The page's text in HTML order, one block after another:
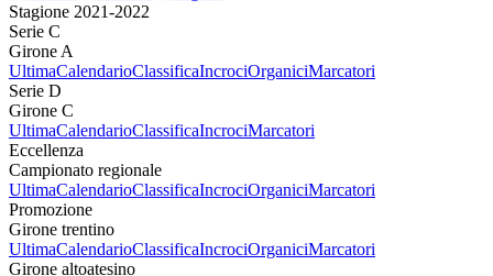
Stagione 2021-2022
Serie C
Girone A
UltimaCalendarioClassificaIncrociOrganiciMarcatori
Serie D
Girone C
UltimaCalendarioClassificaIncrociMarcatori
Eccellenza
Campionato regionale
UltimaCalendarioClassificaIncrociOrganiciMarcatori
Promozione
Girone trentino
UltimaCalendarioClassificaIncrociOrganiciMarcatori
Girone altoatesino